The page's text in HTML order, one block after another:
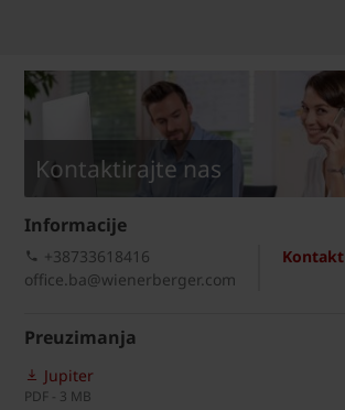
Kontaktirajte nas
Informacije
Kontakt
+38733618416
office.ba@wienerberger.com
Preuzimanja
Jupiter
PDF - 3 MB